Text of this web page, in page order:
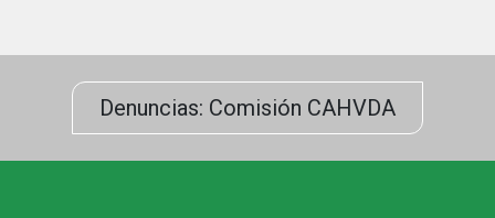
Denuncias: Comisión CAHVDA